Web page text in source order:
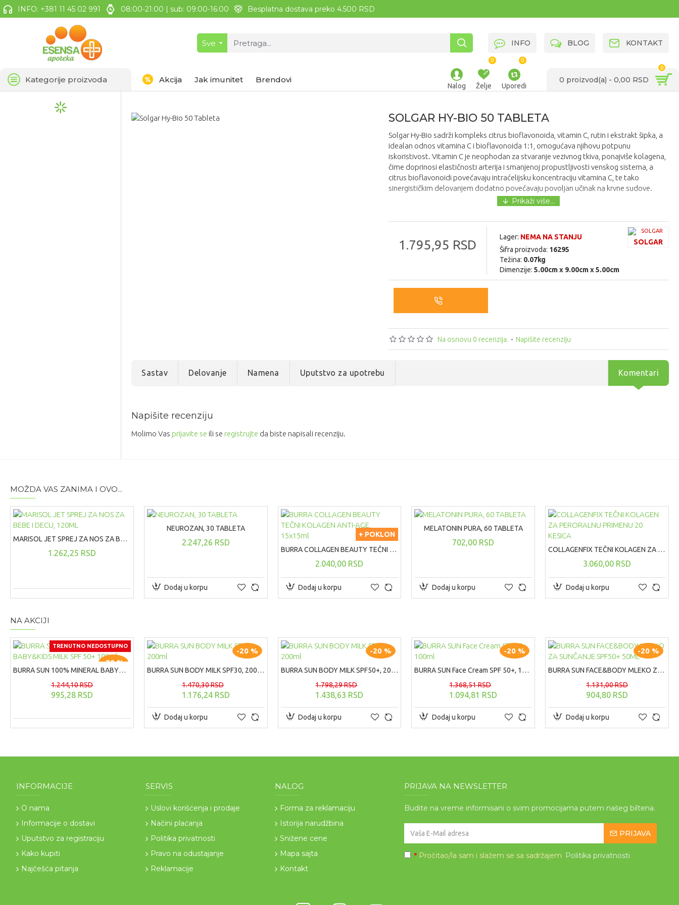
INFO: +381 11 45 02 991 08:00-21:00 | sub: 09:00-16:00 Besplatna dostava preko 4.500 RSD
Sve INFO BLOG KONTAKT
Kategorije proizvoda Akcija Jak imunitet Brendovi
Nalog Želje
0
Uporedi
0
0 proizvod(a) - 0,00 RSD
0
SOLGAR HY-BIO 50 TABLETA
Solgar Hy-Bio sadrži kompleks citrus bioflavonoida, vitamin C, rutin i ekstrakt šipka, a
idealan odnos vitamina C i bioflavonoida 1:1, omogućava njihovu potpunu
iskoristivost. Vitamin C je neophodan za stvaranje vezivnog tkiva, ponajviše kolagena,
čime doprinosi elastičnosti arterija i smanjenoj propustljivosti venskog sistema, a
citrus bioflavonoidi povećavaju intraćelijsku koncentraciju vitamina C, te tako
sinergističkim delovanjem dodatno povećavaju povoljan učinak na krvne sudove.
Na osnovu 0 recenzija. - Napišite recenziju
1.795,95 RSD
Lager: NEMA NA STANJU
Šifra proizvoda: 16295
Težina: 0.07kg
Dimenzije: 5.00cm x 9.00cm x 5.00cm
SOLGAR
Sastav Delovanje Namena Uputstvo za upotrebu Komentari
Napišite recenziju
Molimo Vas prijavite se ili se registrujte da biste napisali recenziju.
MOŽDA VAS ZANIMA I OVO...
MARISOL JET SPREJ ZA NOS ZA BEBE I DECU, 120ML
1.262,25 RSD
NEUROZAN, 30 TABLETA
2.247,26 RSD
Dodaj u korpu
+ POKLON
BURRA COLLAGEN BEAUTY TEČNI KOLAGEN ANTI-AGE, 15x15ml
2.040,00 RSD
Dodaj u korpu
MELATONIN PURA, 60 TABLETA
702,00 RSD
Dodaj u korpu
COLLAGENFIX TEČNI KOLAGEN ZA PERORALNU PRIMENU 20 KESICA
3.060,00 RSD
Dodaj u korpu
NA AKCIJI
TRENUTNO NEDOSTUPNO
-20 %
BURRA SUN 100% MINERAL BABY&KIDS MILK SPF 50+ 100ml
995,28 RSD
1.244,10 RSD
-20 %
BURRA SUN BODY MILK SPF30, 200ml
1.176,24 RSD
1.470,30 RSD
Dodaj u korpu
-20 %
BURRA SUN BODY MILK SPF50+, 200ml
1.438,63 RSD
1.798,29 RSD
Dodaj u korpu
-20 %
BURRA SUN Face Cream SPF 50+, 100ml
1.094,81 RSD
1.368,51 RSD
Dodaj u korpu
-20 %
BURRA SUN FACE&BODY MLEKO ZA SUNČANJE SPF50+ 50ML
904,80 RSD
1.131,00 RSD
Dodaj u korpu
INFORMACIJE
O nama
Informacije o dostavi
Uputstvo za registraciju
Kako kupiti
Najčešća pitanja
SERVIS
Uslovi korišćenja i prodaje
Načini plaćanja
Politika privatnosti
Pravo na odustajanje
Reklamacije
NALOG
Forma za reklamaciju
Istorija narudžbina
Snižene cene
Mapa sajta
Kontakt
PRIJAVA NA NEWSLETTER
Budite na vreme informisani o svim promocijama putem našeg biltena.
PRIJAVA
* Pročitao/la sam i slažem se sa sadržajem Politika privatnosti